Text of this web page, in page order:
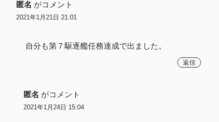
匿名 がコメント
2021年1月21日 21:01
自分も第７駆逐艦任務達成で出ました。
返信
匿名 がコメント
2021年1月24日 15:04